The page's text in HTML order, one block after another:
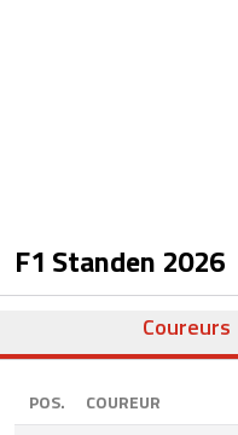
F1 Standen 2026
Coureurs
POS. COUREUR